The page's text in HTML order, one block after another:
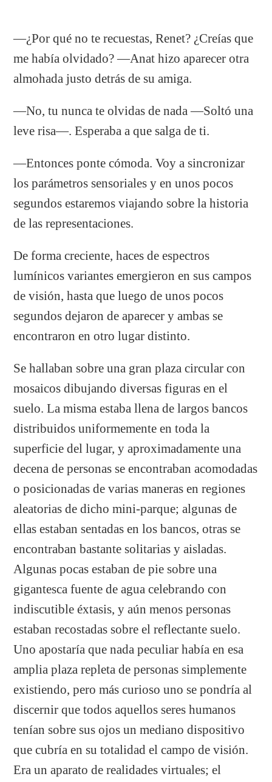
—¿Por qué no te recuestas, Renet? ¿Creías que
me había olvidado? —Anat hizo aparecer otra
almohada justo detrás de su amiga.
—No, tu nunca te olvidas de nada —Soltó una
leve risa—. Esperaba a que salga de ti.
—Entonces ponte cómoda. Voy a sincronizar
los parámetros sensoriales y en unos pocos
segundos estaremos viajando sobre la historia
de las representaciones.
De forma creciente, haces de espectros
lumínicos variantes emergieron en sus campos
de visión, hasta que luego de unos pocos
segundos dejaron de aparecer y ambas se
encontraron en otro lugar distinto.
Se hallaban sobre una gran plaza circular con
mosaicos dibujando diversas figuras en el
suelo. La misma estaba llena de largos bancos
distribuidos uniformemente en toda la
superficie del lugar, y aproximadamente una
decena de personas se encontraban acomodadas
o posicionadas de varias maneras en regiones
aleatorias de dicho mini-parque; algunas de
ellas estaban sentadas en los bancos, otras se
encontraban bastante solitarias y aisladas.
Algunas pocas estaban de pie sobre una
gigantesca fuente de agua celebrando con
indiscutible éxtasis, y aún menos personas
estaban recostadas sobre el reflectante suelo.
Uno apostaría que nada peculiar había en esa
amplia plaza repleta de personas simplemente
existiendo, pero más curioso uno se pondría al
discernir que todos aquellos seres humanos
tenían sobre sus ojos un mediano dispositivo
que cubría en su totalidad el campo de visión.
Era un aparato de realidades virtuales; el